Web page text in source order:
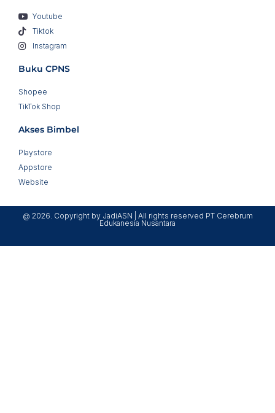
Youtube
Tiktok
Instagram
Buku CPNS
Shopee
TikTok Shop
Akses Bimbel
Playstore
Appstore
Website
@ 2026. Copyright by JadiASN | All rights reserved PT Cerebrum
Edukanesia Nusantara